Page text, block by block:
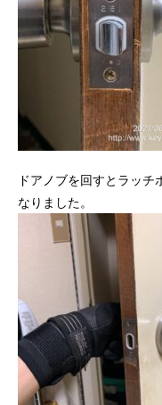
ドアノブを回すとラッ
なりました。